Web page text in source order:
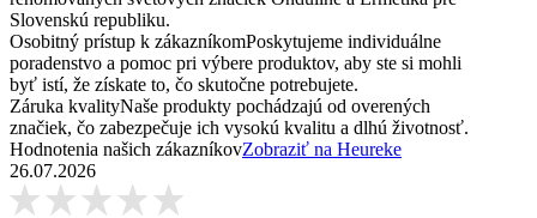
Slovenskú republiku.
Osobitný prístup k zákazníkomPoskytujeme individuálne
poradenstvo a pomoc pri výbere produktov, aby ste si mohli
byť istí, že získate to, čo skutočne potrebujete.
Záruka kvalityNaše produkty pochádzajú od overených
značiek, čo zabezpečuje ich vysokú kvalitu a dlhú životnosť.
Hodnotenia našich zákazníkovZobraziť na Heureke
26.07.2026